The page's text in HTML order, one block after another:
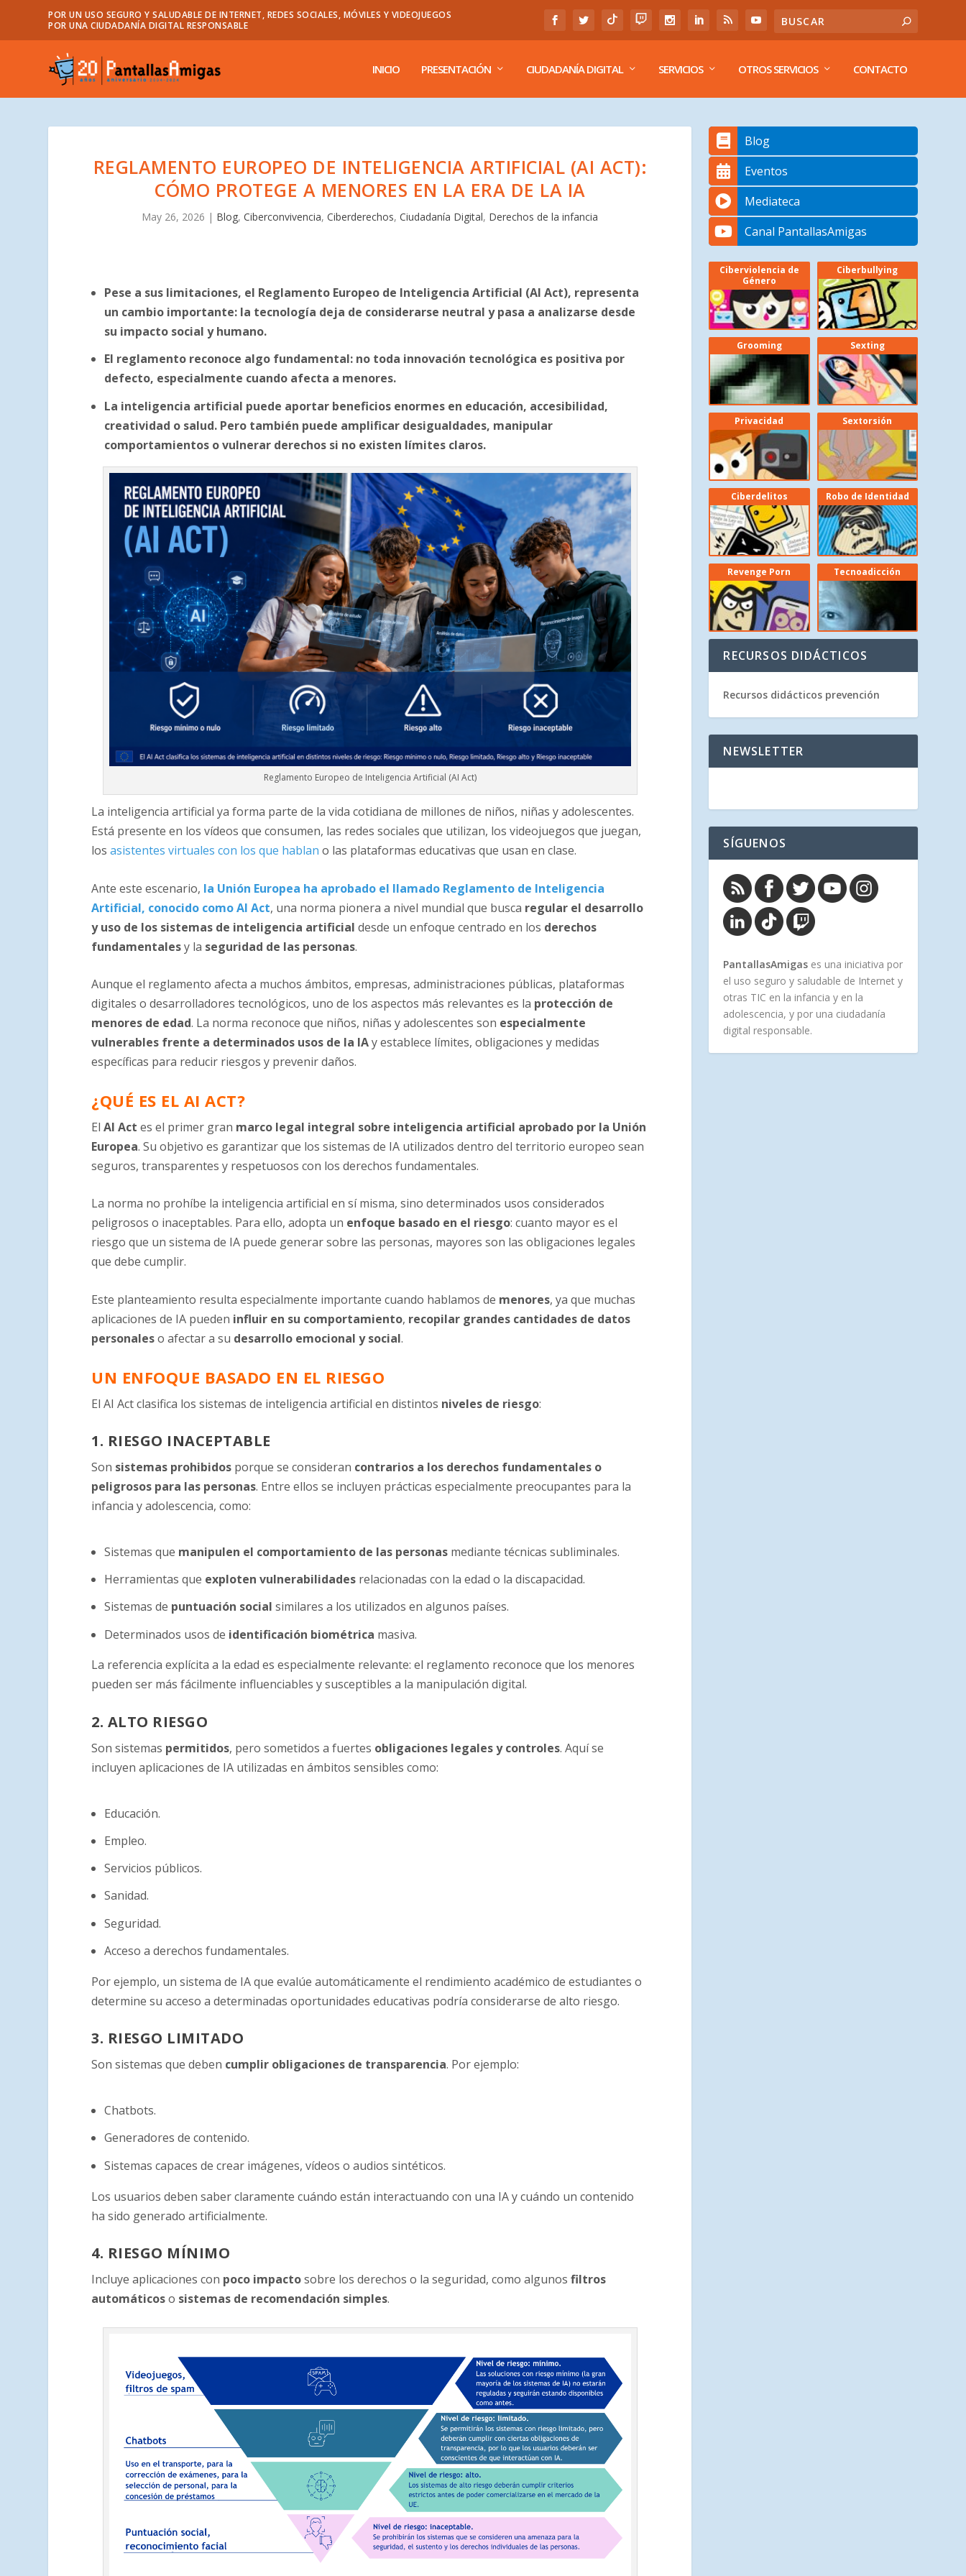
POR UN USO SEGURO Y SALUDABLE DE INTERNET, REDES SOCIALES, MÓVILES Y VIDEOJUEGOS
POR UNA CIUDADANÍA DIGITAL RESPONSABLE
INICIO PRESENTACIÓN CIUDADANÍA DIGITAL SERVICIOS OTROS SERVICIOS CONTACTO
REGLAMENTO EUROPEO DE INTELIGENCIA ARTIFICIAL (AI ACT):
CÓMO PROTEGE A MENORES EN LA ERA DE LA IA
May 26, 2026 | Blog,Ciberconvivencia,Ciberderechos,Ciudadanía Digital, Derechos de la infancia
Pese a sus limitaciones, el Reglamento Europeo de Inteligencia Artificial (AI Act), representa
un cambio importante: la tecnología deja de considerarse neutral y pasa a analizarse desde
su impacto social y humano.
El reglamento reconoce algo fundamental: no toda innovación tecnológica es positiva por
defecto, especialmente cuando afecta a menores.
La inteligencia artificial puede aportar beneficios enormes en educación, accesibilidad,
creatividad o salud. Pero también puede amplificar desigualdades, manipular
comportamientos o vulnerar derechos si no existen límites claros.
Reglamento Europeo de Inteligencia Artificial (AI Act)
La inteligencia artificial ya forma parte de la vida cotidiana de millones de niños, niñas y adolescentes.
Está presente en los vídeos que consumen, las redes sociales que utilizan, los videojuegos que juegan,
losasistentes virtuales con los que hablan o las plataformas educativas que usan en clase.
Ante este escenario, la Unión Europea ha aprobado el llamado Reglamento de Inteligencia
Artificial, conocido como AI Act, una norma pionera a nivel mundial que busca regular el desarrollo
y uso de los sistemas de inteligencia artificial desde un enfoque centrado en los derechos
fundamentalesy la seguridad de las personas.
Aunque el reglamento afecta a muchos ámbitos, empresas, administraciones públicas, plataformas
digitales o desarrolladores tecnológicos, uno de los aspectos más relevantes es la protección de
menores de edad. La norma reconoce que niños, niñas y adolescentes son especialmente
vulnerables frente a determinados usos de la IAy establece límites, obligaciones y medidas
específicas para reducir riesgos y prevenir daños.
¿QUÉ ES EL AI ACT?
ElAI Act es el primer gran marco legal integral sobre inteligencia artificial aprobado por la Unión
Europea. Su objetivo es garantizar que los sistemas de IA utilizados dentro del territorio europeo sean
seguros, transparentes y respetuosos con los derechos fundamentales.
La norma no prohíbe la inteligencia artificial en sí misma, sino determinados usos considerados
peligrosos o inaceptables. Para ello, adopta un enfoque basado en el riesgo: cuanto mayor es el
riesgo que un sistema de IA puede generar sobre las personas, mayores son las obligaciones legales
que debe cumplir.
Este planteamiento resulta especialmente importante cuando hablamos de menores, ya que muchas
aplicaciones de IA pueden influir en su comportamiento, recopilar grandes cantidades de datos
personaleso afectar a su desarrollo emocional y social.
UN ENFOQUE BASADO EN EL RIESGO
El AI Act clasifica los sistemas de inteligencia artificial en distintos niveles de riesgo:
1. RIESGO INACEPTABLE
Son sistemas prohibidos porque se consideran contrarios a los derechos fundamentales o
peligrosos para las personas. Entre ellos se incluyen prácticas especialmente preocupantes para la
infancia y adolescencia, como:
Sistemas que manipulen el comportamiento de las personas mediante técnicas subliminales.
Herramientas que exploten vulnerabilidades relacionadas con la edad o la discapacidad.
Sistemas de puntuación social similares a los utilizados en algunos países.
Determinados usos de identificación biométrica masiva.
La referencia explícita a la edad es especialmente relevante: el reglamento reconoce que los menores
pueden ser más fácilmente influenciables y susceptibles a la manipulación digital.
2. ALTO RIESGO
Son sistemas permitidos, pero sometidos a fuertes obligaciones legales y controles. Aquí se
incluyen aplicaciones de IA utilizadas en ámbitos sensibles como:
Educación.
Empleo.
Servicios públicos.
Sanidad.
Seguridad.
Acceso a derechos fundamentales.
Por ejemplo, un sistema de IA que evalúe automáticamente el rendimiento académico de estudiantes o
determine su acceso a determinadas oportunidades educativas podría considerarse de alto riesgo.
3. RIESGO LIMITADO
Son sistemas que deben cumplir obligaciones de transparencia. Por ejemplo:
Chatbots.
Generadores de contenido.
Sistemas capaces de crear imágenes, vídeos o audios sintéticos.
Los usuarios deben saber claramente cuándo están interactuando con una IA y cuándo un contenido
ha sido generado artificialmente.
4. RIESGO MÍNIMO
Incluye aplicaciones con poco impactosobre los derechos o la seguridad, como algunosfiltros
automáticoso sistemas de recomendación simples.
Blog
Eventos
Mediateca
Canal PantallasAmigas
Ciberviolencia de
Género
Ciberbullying
Grooming Sexting
Privacidad Sextorsión
Ciberdelitos Robo de Identidad
Revenge Porn Tecnoadicción
RECURSOS DIDÁCTICOS
Recursos didácticos prevención
NEWSLETTER
SÍGUENOS
PantallasAmigas es una iniciativa por
el uso seguro y saludable de Internet y
otras TIC en la infancia y en la
adolescencia, y por una ciudadanía
digital responsable.